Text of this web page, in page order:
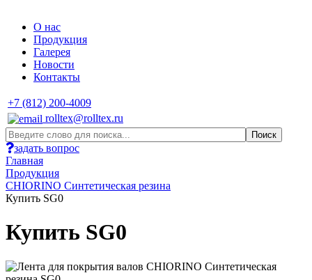
О нас
Продукция
Галерея
Новости
Контакты
+7 (812) 200-4009
rolltex@rolltex.ru
задать вопрос
Главная
Продукция
CHIORINO Синтетическая резина
Купить SG0
Купить SG0